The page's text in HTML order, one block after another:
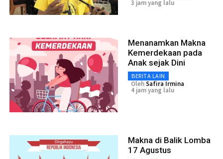
3 jam yang lalu
Menanamkan Makna
Kemerdekaan pada
Anak sejak Dini
BERITA LAIN
OlehSafira Irmina
4 jam yang lalu
Makna di Balik Lomba
17 Agustus